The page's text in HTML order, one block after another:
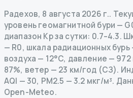
Радехов, 8 августа 2026 г..
уровень геомагнитной бури — G
диапазон Kp за сутки: 0.7–4.3.
— R0, шкала радиационных бурь
воздуха — 12°C, давление —
87%, ветер — 23 км/год (СЗ).
AQI — 30, PM2.5 — 3.2 мкг/м³.
Open-Meteo.